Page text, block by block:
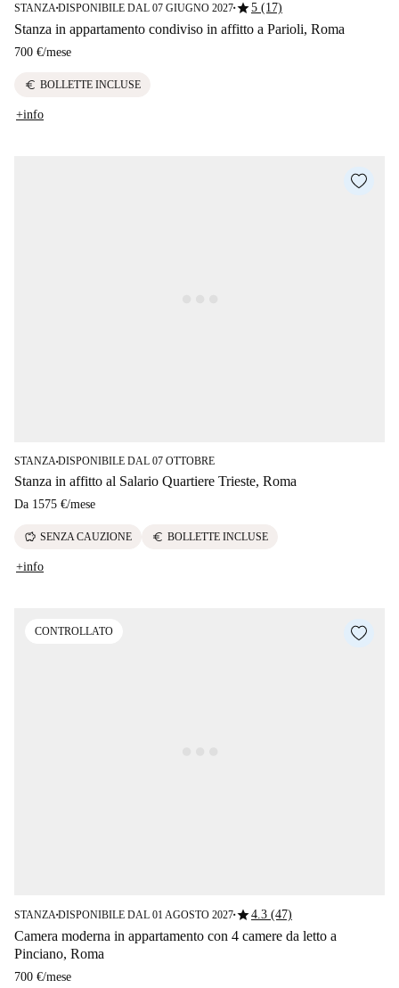
STANZA ■DISPONIBILE DAL 07 GIUGNO 2027■star5 (17)
Stanza in appartamento condiviso in affitto a Parioli, Roma
700 €/mese
euro BOLLETTE INCLUSE
+info
STANZA■DISPONIBILE DAL 07 OTTOBRE
Stanza in affitto al Salario Quartiere Trieste, Roma
Da 1575 €/mese
savings SENZA CAUZIONE euro BOLLETTE INCLUSE
+info
CONTROLLATO
STANZA ■DISPONIBILE DAL 01 AGOSTO 2027■star4.3 (47)
Camera moderna in appartamento con 4 camere da letto a
Pinciano, Roma
700 €/mese